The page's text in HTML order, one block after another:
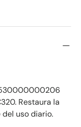
Restaura la
uso diario.